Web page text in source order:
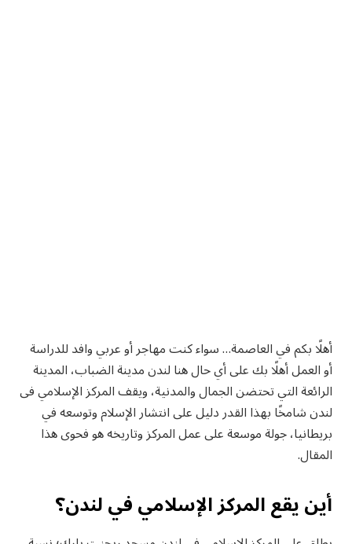
أهلًا بكم في العاصمة… سواء كنت مهاجر أو عربي وافد للدراسة
أو العمل أهلًا بك على أي حال هنا لندن مدينة الضباب، المدينة
الرائعة التي تحتضن الجمال والمدنية، ويقف المركز الإسلامي فى
لندن شامخًا بهذا القدر دليل على انتشار الإسلام وتوسعه في
بريطانيا، جولة موسعة على عمل المركز وتاريخه هو فحوى هذا
المقال.
أين يقع المركز الإسلامي في لندن؟